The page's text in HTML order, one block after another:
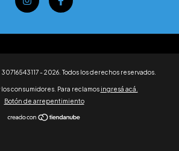
- 2026. Todos los derechos reservados.
consumidores. Para reclamos ingresá acá.
Botón de arrepentimiento